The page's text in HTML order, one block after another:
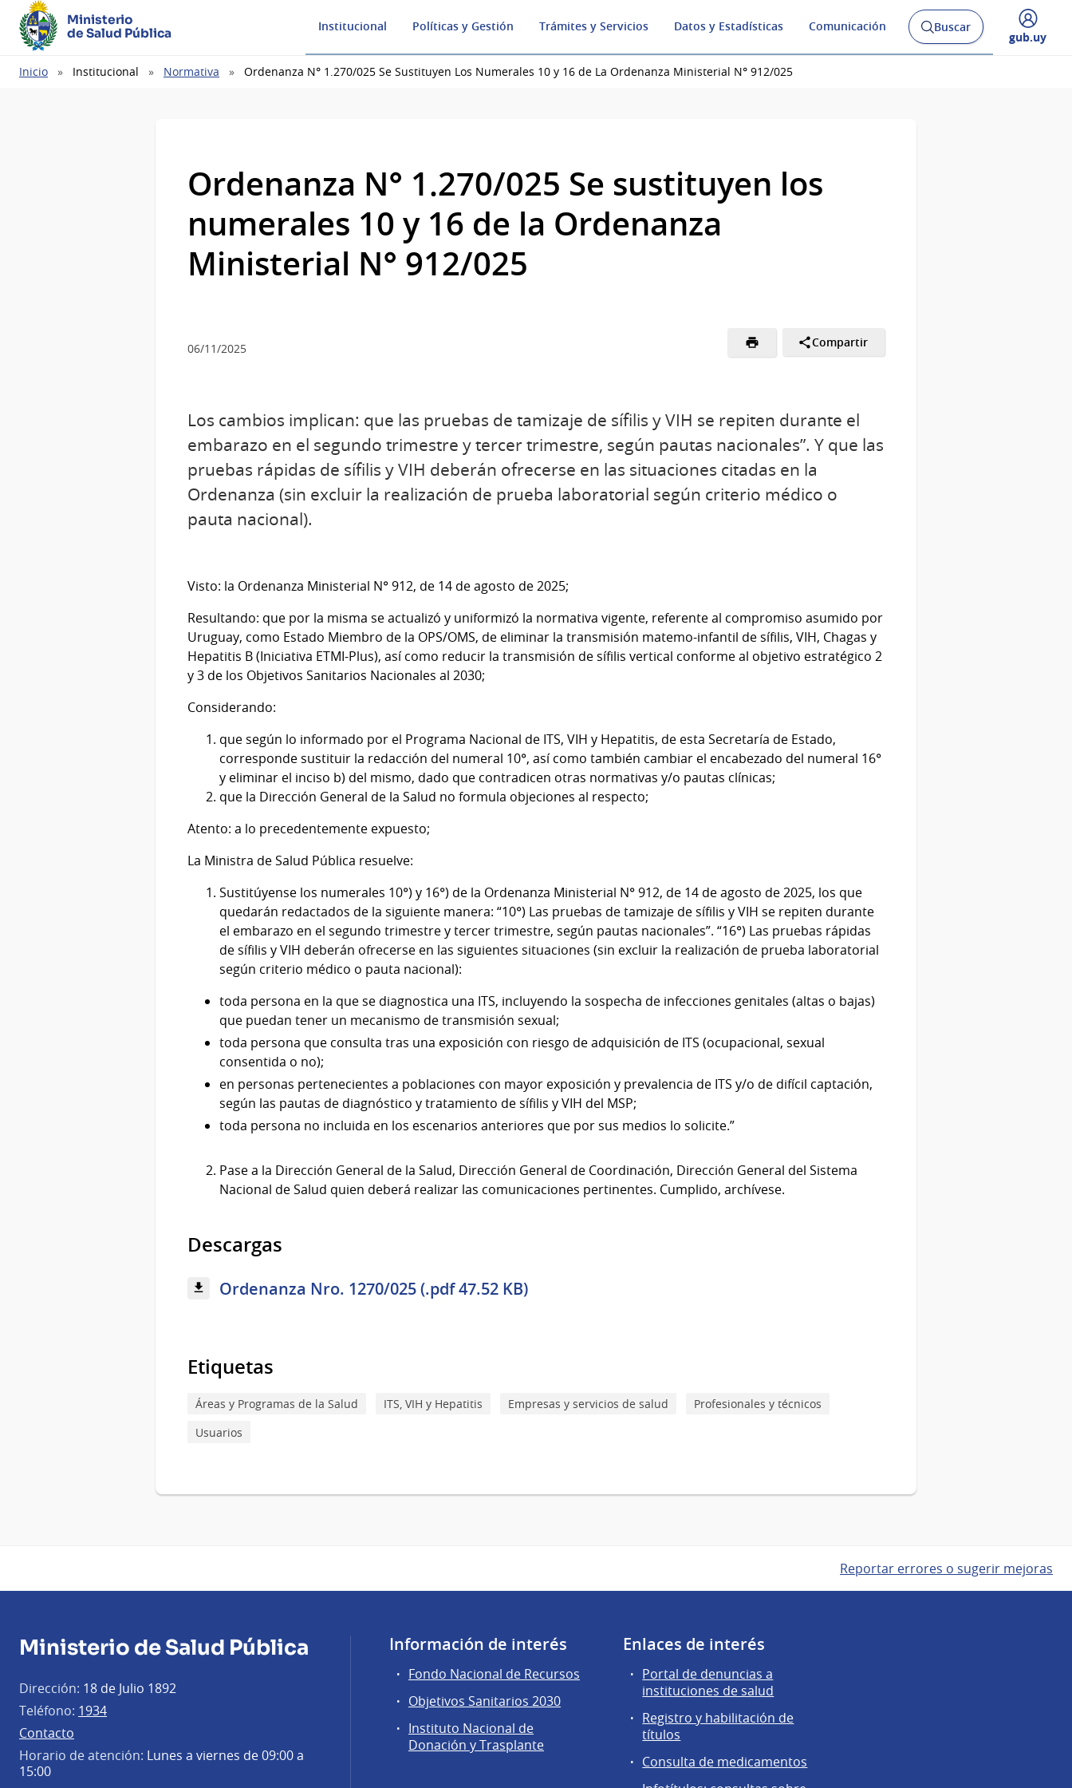
Ministerio
de Salud Pública
Institucional Políticas y Gestión Trámites y Servicios Datos y Estadísticas Comunicación
Abrir
buscador
Buscar
Desplegar
gub.uy
Ruta
Inicio Institucional Normativa Ordenanza N° 1.270/025 Se Sustituyen Los Numerales 10 y 16 de La Ordenanza Ministerial N° 912/025
Ordenanza N° 1.270/025 Se sustituyen los
numerales 10 y 16 de la Ordenanza
Ministerial N° 912/025
06/11/2025 Compartir
Los cambios implican: que las pruebas de tamizaje de sífilis y VIH se repiten durante el
embarazo en el segundo trimestre y tercer trimestre, según pautas nacionales”. Y que las
pruebas rápidas de sífilis y VIH deberán ofrecerse en las situaciones citadas en la
Ordenanza (sin excluir la realización de prueba laboratorial según criterio médico o
pauta nacional).
Visto: la Ordenanza Ministerial N° 912, de 14 de agosto de 2025;
Resultando: que por la misma se actualizó y uniformizó la normativa vigente, referente al compromiso asumido por
Uruguay, como Estado Miembro de la OPS/OMS, de eliminar la transmisión matemo-infantil de sífilis, VIH, Chagas y
Hepatitis B (Iniciativa ETMI-Plus), así como reducir la transmisión de sífilis vertical conforme al objetivo estratégico 2
y 3 de los Objetivos Sanitarios Nacionales al 2030;
Considerando:
que según lo informado por el Programa Nacional de ITS, VIH y Hepatitis, de esta Secretaría de Estado,
corresponde sustituir la redacción del numeral 10°, así como también cambiar el encabezado del numeral 16°
y eliminar el inciso b) del mismo, dado que contradicen otras normativas y/o pautas clínicas;
que la Dirección General de la Salud no formula objeciones al respecto;
Atento: a lo precedentemente expuesto;
La Ministra de Salud Pública resuelve:
Sustitúyense los numerales 10°) y 16°) de la Ordenanza Ministerial N° 912, de 14 de agosto de 2025, los que
quedarán redactados de la siguiente manera: “10°) Las pruebas de tamizaje de sífilis y VIH se repiten durante
el embarazo en el segundo trimestre y tercer trimestre, según pautas nacionales”. “16°) Las pruebas rápidas
de sífilis y VIH deberán ofrecerse en las siguientes situaciones (sin excluir la realización de prueba laboratorial
según criterio médico o pauta nacional):
toda persona en la que se diagnostica una ITS, incluyendo la sospecha de infecciones genitales (altas o bajas)
que puedan tener un mecanismo de transmisión sexual;
toda persona que consulta tras una exposición con riesgo de adquisición de ITS (ocupacional, sexual
consentida o no);
en personas pertenecientes a poblaciones con mayor exposición y prevalencia de ITS y/o de difícil captación,
según las pautas de diagnóstico y tratamiento de sífilis y VIH del MSP;
toda persona no incluida en los escenarios anteriores que por sus medios lo solicite.”
Pase a la Dirección General de la Salud, Dirección General de Coordinación, Dirección General del Sistema
Nacional de Salud quien deberá realizar las comunicaciones pertinentes. Cumplido, archívese.
Descargas
Ordenanza Nro. 1270/025 (.pdf 47.52 KB)
Etiquetas
Áreas y Programas de la Salud ITS, VIH y Hepatitis Empresas y servicios de salud
Profesionales y técnicos
Usuarios
Reportar errores o sugerir mejoras
Ministerio de Salud Pública
Dirección: 18 de Julio 1892
Teléfono: 1934
Contacto
Horario de atención: Lunes a viernes de 09:00 a
15:00
Información de interés
Fondo Nacional de Recursos
Objetivos Sanitarios 2030
Instituto Nacional de
Donación y Trasplante
Enlaces de interés
Portal de denuncias a
instituciones de salud
Registro y habilitación de
títulos
Consulta de medicamentos